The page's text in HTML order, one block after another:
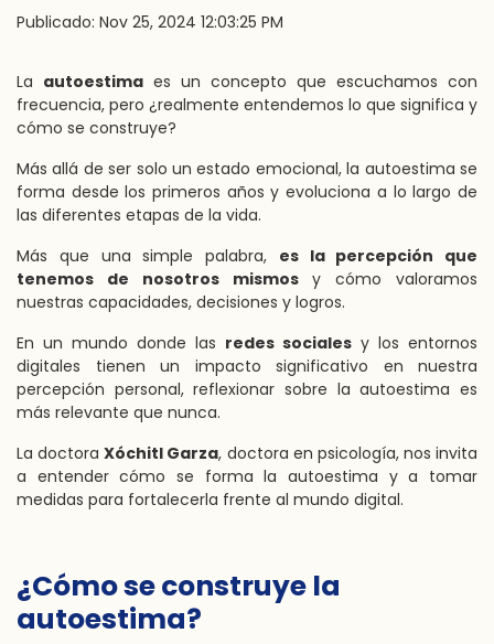
Publicado: Nov 25, 2024 12:03:25 PM
La autoestima es un concepto que escuchamos con
frecuencia, pero ¿realmente entendemos lo que significa y
cómo se construye?
Más allá de ser solo un estado emocional, la autoestima se
forma desde los primeros años y evoluciona a lo largo de
las diferentes etapas de la vida.
Más que una simple palabra, es la percepción que
tenemos de nosotros mismosy cómo valoramos
nuestras capacidades, decisiones y logros.
En un mundo donde las redes sociales y los entornos
digitales tienen un impacto significativo en nuestra
percepción personal, reflexionar sobre la autoestima es
más relevante que nunca.
La doctoraXóchitl Garza, doctora en psicología, nos invita
a entender cómo se forma la autoestima y a tomar
medidas para fortalecerla frente al mundo digital.
¿Cómo se construye la
autoestima?